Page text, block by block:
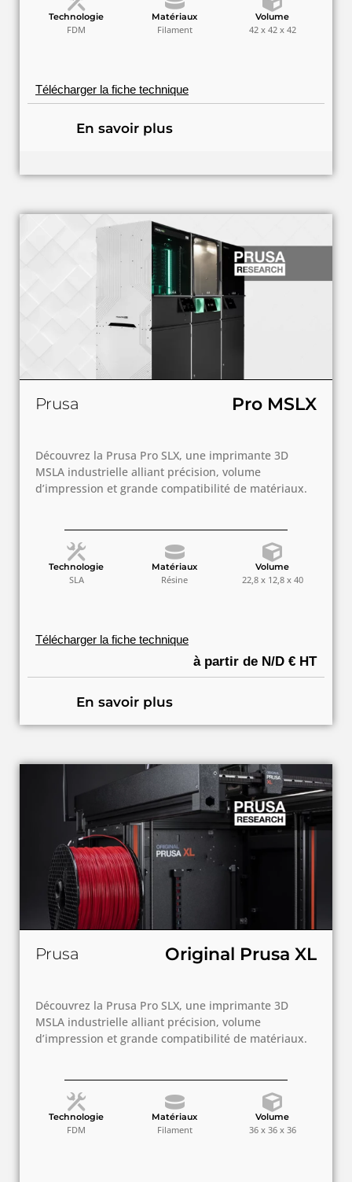
Technologie
FDM
Matériaux
Filament
Volume
42 x 42 x 42
Télécharger la fiche technique
En savoir plus
Prusa Pro MSLX
Découvrez la Prusa Pro SLX, une imprimante 3D
MSLA industrielle alliant précision, volume
d’impression et grande compatibilité de matériaux.
Technologie
SLA
Matériaux
Résine
Volume
22,8 x 12,8 x 40
Télécharger la fiche technique
à partir de N/D € HT
En savoir plus
Prusa Original Prusa XL
Découvrez la Prusa Pro SLX, une imprimante 3D
MSLA industrielle alliant précision, volume
d’impression et grande compatibilité de matériaux.
Technologie
FDM
Matériaux
Filament
Volume
36 x 36 x 36